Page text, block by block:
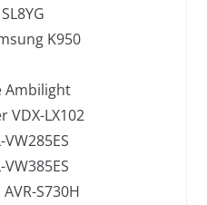
K950
Ambilight
VDX-LX102
S730H